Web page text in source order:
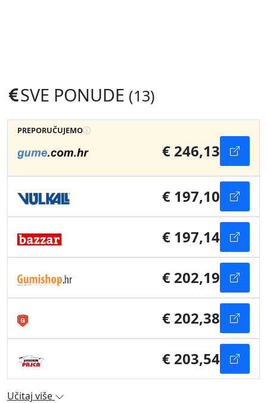
SVE PONUDE (13)
PREPORUČUJEMO
€ 246,13
€ 197,10
€ 197,14
€ 202,19
€ 202,38
€ 203,54
Učitaj više